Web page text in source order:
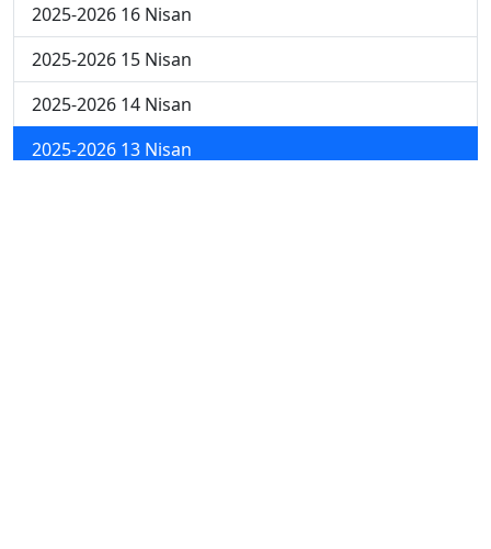
2025-2026 16 Nisan
2025-2026 15 Nisan
2025-2026 14 Nisan
2025-2026 13 Nisan